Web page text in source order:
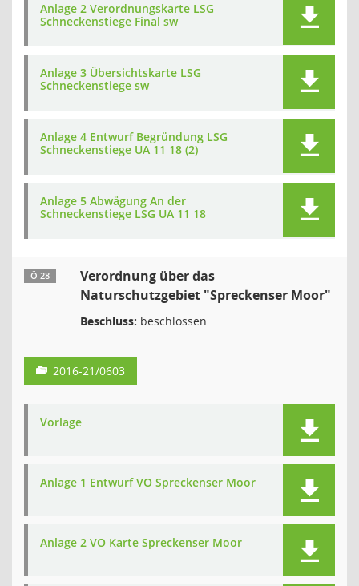
Anlage 2 Verordnungskarte LSG
Schneckenstiege Final sw
Anlage 3 Übersichtskarte LSG
Schneckenstiege sw
Anlage 4 Entwurf Begründung LSG
Schneckenstiege UA 11 18 (2)
Anlage 5 Abwägung An der
Schneckenstiege LSG UA 11 18
Ö 28
Verordnung über das
Naturschutzgebiet "Spreckenser Moor"
Beschluss: beschlossen
2016-21/0603
Vorlage
Anlage 1 Entwurf VO Spreckenser Moor
Anlage 2 VO Karte Spreckenser Moor